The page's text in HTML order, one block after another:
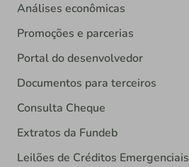
Análises econômicas
Promoções e parcerias
Portal do desenvolvedor
Documentos para terceiros
Consulta Cheque
Extratos da Fundeb
Leilões de Créditos Emergenciais